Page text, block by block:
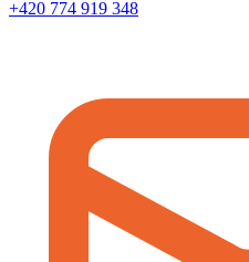
+420 774 919 348